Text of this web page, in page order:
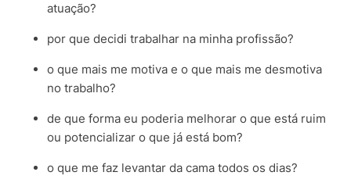
atuação?
por que decidi trabalhar na minha profissão?
o que mais me motiva e o que mais me desmotiva
no trabalho?
de que forma eu poderia melhorar o que está ruim
ou potencializar o que já está bom?
o que me faz levantar da cama todos os dias?